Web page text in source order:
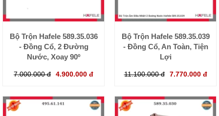
Bộ Trộn Hafele 589.35.036
- Đồng Cổ, 2 Đường
Nước, Xoay 90º
7.000.000 đ 4.900.000 đ
Bộ Trộn Hafele 589.35.039
- Đồng Cổ, An Toàn, Tiện
Lợi
11.100.000 đ 7.770.000 đ